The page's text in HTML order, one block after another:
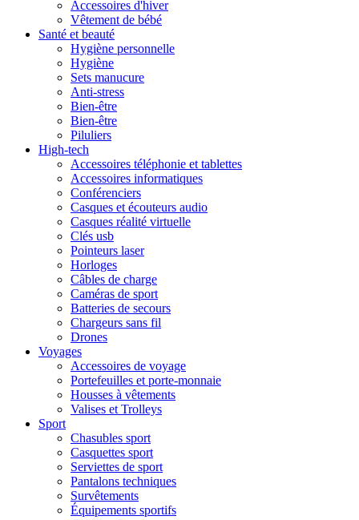
Accessoires d'hiver
Vêtement de bébé
Santé et beauté
Hygiène personnelle
Hygiène
Sets manucure
Anti-stress
Bien-être
Bien-être
Piluliers
High-tech
Accessoires téléphonie et tablettes
Accessoires informatiques
Conférenciers
Casques et écouteurs audio
Casques réalité virtuelle
Clés usb
Pointeurs laser
Horloges
Câbles de charge
Caméras de sport
Batteries de secours
Chargeurs sans fil
Drones
Voyages
Accessoires de voyage
Portefeuilles et porte-monnaie
Housses à vêtements
Valises et Trolleys
Sport
Chasubles sport
Casquettes sport
Serviettes de sport
Pantalons techniques
Survêtements
Équipements sportifs